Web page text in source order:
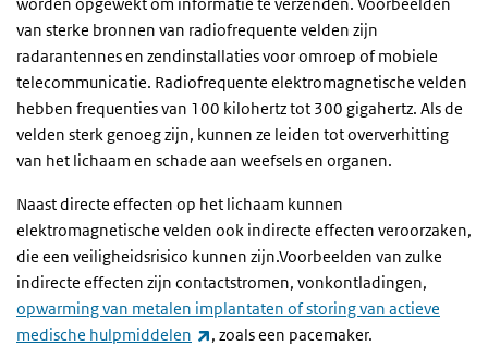
van sterke bronnen van radiofrequente velden zijn
radarantennes en zendinstallaties voor omroep of mobiele
telecommunicatie. Radiofrequente elektromagnetische velden
hebben frequenties van 100 kilohertz tot 300 gigahertz. Als de
velden sterk genoeg zijn, kunnen ze leiden tot oververhitting
van het lichaam en schade aan weefsels en organen.
Naast directe effecten op het lichaam kunnen
elektromagnetische velden ook indirecte effecten veroorzaken,
die een veiligheidsrisico kunnen zijn.Voorbeelden van zulke
indirecte effecten zijn contactstromen, vonkontladingen,
opwarming van metalen implantaten of storing van actieve
medische hulpmiddelen
(externe link)
, zoals een pacemaker.